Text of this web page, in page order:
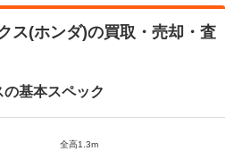
ス(ホンダ)の買取・売却・査
基本スペック
全高1.3m